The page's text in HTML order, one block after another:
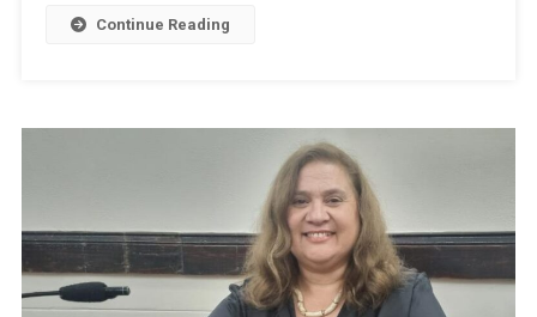
Sobre
Continue Reading